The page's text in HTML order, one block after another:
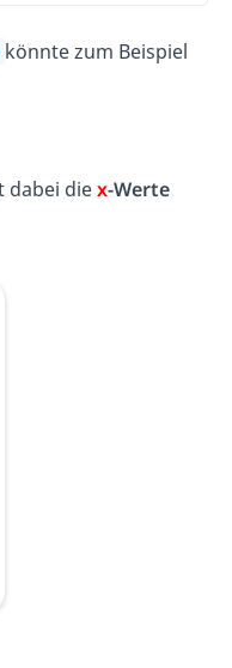
könnte zum Beispiel
dabei diex-Werte